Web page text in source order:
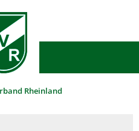
Rheinland